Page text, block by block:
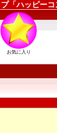
「ハッピーコ
お気に入り